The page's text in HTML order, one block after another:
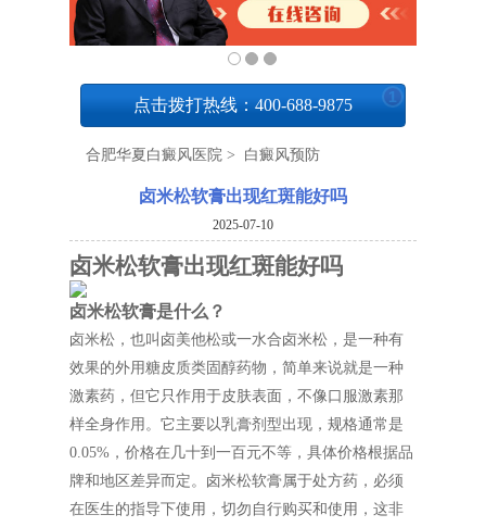
点击拨打热线：400-688-9875 1
合肥华夏白癜风医院 > 白癜风预防
卤米松软膏出现红斑能好吗
2025-07-10
卤米松软膏出现红斑能好吗
卤米松软膏是什么？
卤米松，也叫卤美他松或一水合卤米松，是一种有
效果的外用糖皮质类固醇药物，简单来说就是一种
激素药，但它只作用于皮肤表面，不像口服激素那
样全身作用。它主要以乳膏剂型出现，规格通常是
0.05%，价格在几十到一百元不等，具体价格根据品
牌和地区差异而定。卤米松软膏属于处方药，必须
在医生的指导下使用，切勿自行购买和使用，这非